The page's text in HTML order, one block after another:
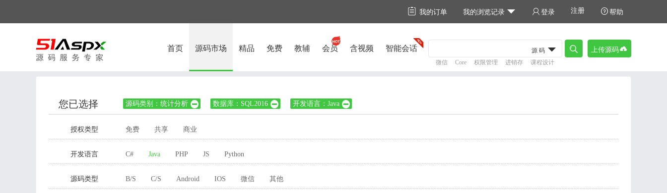
 我的订单 我的浏览记录   登录 注册  帮助
首页 源码市场 精品 免费 教辅 会员 含视频 智能会话 
源码 
微信 Core 权限管理 进销存 课程设计
上传源码
您已选择 源码类别：统计分析  数据库：SQL2016  开发语言：Java 
授权类型 免费 共享 商业
开发语言 C# Java PHP JS Python
源码类型 B/S C/S Android IOS 微信 其他